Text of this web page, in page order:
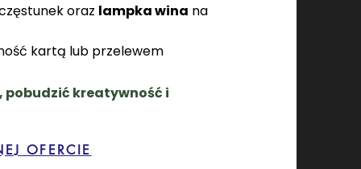
oraz lampka wina na
kartą lub przelewem
pobudzić kreatywność i
OFERCIE